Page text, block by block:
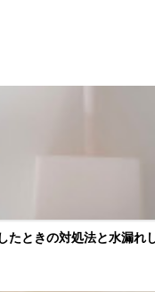
たときの対処法と水漏れ